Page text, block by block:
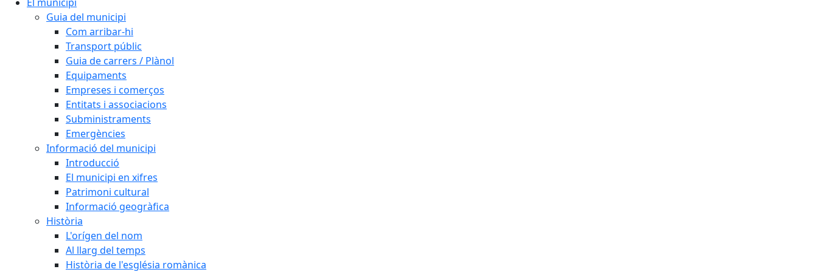
Guia del municipi
Com arribar-hi
Transport públic
Guia de carrers / Plànol
Equipaments
Empreses i comerços
Entitats i associacions
Subministraments
Emergències
Informació del municipi
Introducció
El municipi en xifres
Patrimoni cultural
Informació geogràfica
Història
L'orígen del nom
Al llarg del temps
Història de l'església romànica